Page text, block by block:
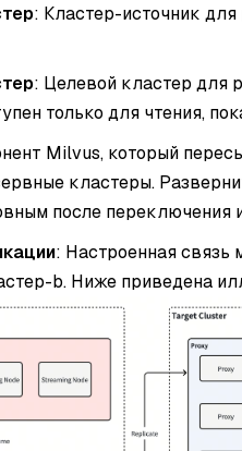
: Кластер-источник
: Целевой кластер для
только для чтения,
Milvus, который
кластеры.
после переключения
: Настроенная связь
b. Ниже приведена